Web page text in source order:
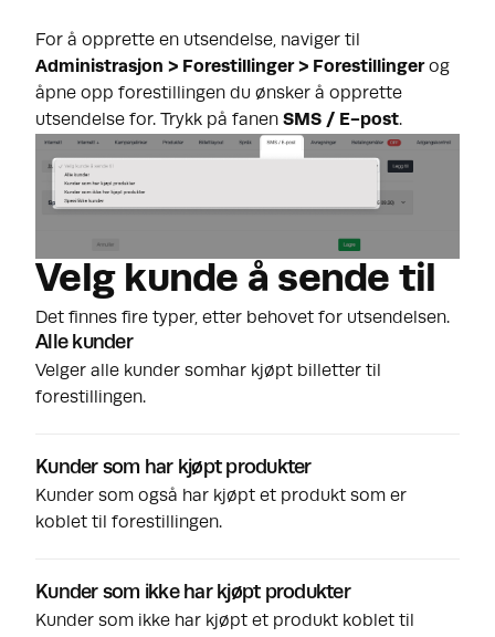
For å opprette en utsendelse, naviger til
Administrasjon > Forestillinger > Forestillingerog
åpne opp forestillingen du ønsker å opprette
utsendelse for. Trykk på fanen SMS / E-post.
Velg kunde å sende til
Det finnes fire typer, etter behovet for utsendelsen.
Alle kunder
Velger alle kunder somhar kjøpt billetter til
forestillingen.
Kunder som har kjøpt produkter
Kunder som også har kjøpt et produkt som er
koblet til forestillingen.
Kunder som ikke har kjøpt produkter
Kunder som ikke har kjøpt et produkt koblet til